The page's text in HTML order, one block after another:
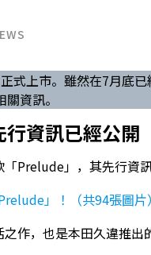
式上市。雖然在7月底
資訊。
資訊已經公開
Prelude」，其先行資
」！（共94張圖片）
作，也是本田久違推